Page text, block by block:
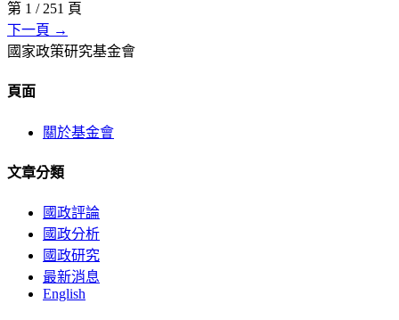
第 1 / 251 頁
下一頁 →
國家政策研究基金會
頁面
關於基金會
文章分類
國政評論
國政分析
國政研究
最新消息
English